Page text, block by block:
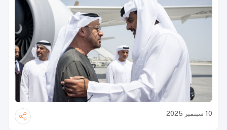
10 سبتمبر 2025